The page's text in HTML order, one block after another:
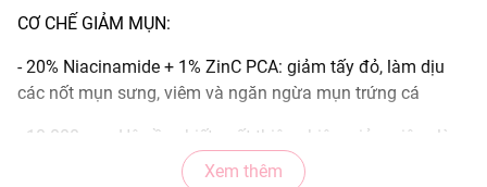
CƠ CHẾ GIẢM MỤN:
- 20% Niacinamide + 1% ZinC PCA: giảm tấy đỏ, làm dịu
các nốt mụn sưng, viêm và ngăn ngừa mụn trứng cá
- 10.000ppm Hệ nền chiết xuất thiên nhiên: giảm viêm, làm
Xem thêm